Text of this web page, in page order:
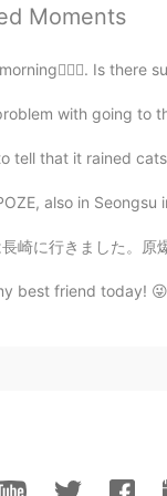
Moments
Is there
with going to
tell that it rained
also in
行きました。原爆博物館と平和公園に行き
best friend today!